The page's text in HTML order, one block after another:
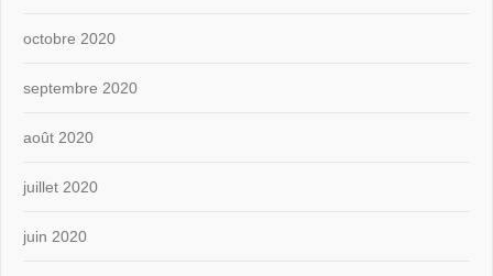
octobre 2020
septembre 2020
août 2020
juillet 2020
juin 2020